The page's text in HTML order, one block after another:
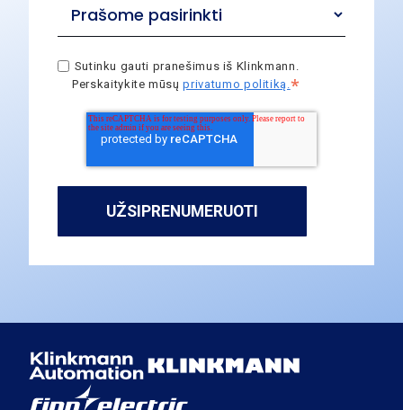
Sutinku gauti pranešimus iš Klinkmann.
Perskaitykite mūsųprivatumo politiką.*